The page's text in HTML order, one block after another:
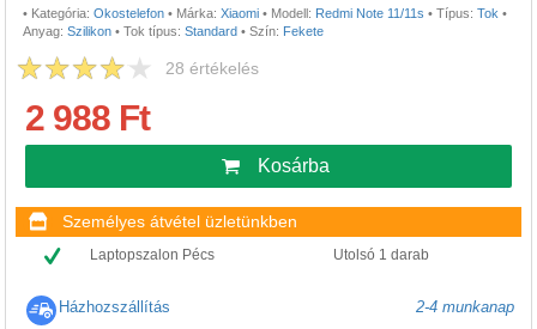
• Kategória: Okostelefon • Márka: Xiaomi • Modell: Redmi Note 11/11s • Típus: Tok •
Anyag: Szilikon • Tok típus: Standard • Szín: Fekete
28 értékelés
2 988 Ft
Kosárba
Személyes átvétel üzletünkben
Laptopszalon Pécs Utolsó 1 darab
Házhozszállítás 2-4 munkanap